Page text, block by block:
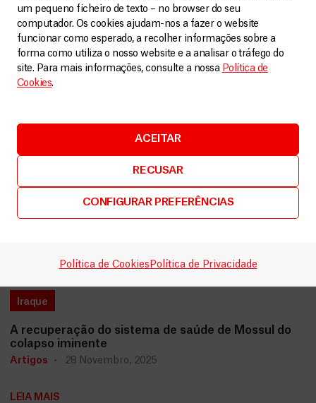
um pequeno ficheiro de texto – no browser do seu
computador. Os cookies ajudam-nos a fazer o website
funcionar como esperado, a recolher informações sobre a
forma como utiliza o nosso website e a analisar o tráfego do
site. Para mais informações, consulte a nossa Política de
Cookies.
ACEITAR
RECUSAR
CONFIGURAR PREFERÊNCIAS
Política de Cookies Política de Privacidade
Relacionados VER MAIS
Iraque
A recuperação do sistema de saúde de Mossul do
colapso iminente
Artigos 28 Novembro, 2025
LEIA MAIS